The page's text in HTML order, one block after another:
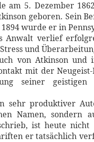
am 5. Dezember
geboren. Sein
wurde er in
Anwalt verlief
und
von Atkinson und
mit der Neugeist-
seiner geistigen
sehr produktiver
Namen, sondern
ist heute
er tatsächlich